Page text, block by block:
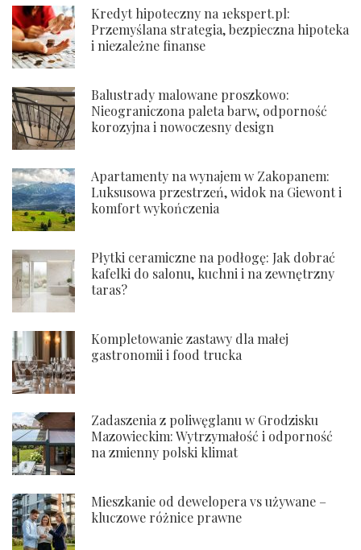
Kredyt hipoteczny na 1ekspert.pl:
Przemyślana strategia, bezpieczna hipoteka
i niezależne finanse
Balustrady malowane proszkowo:
Nieograniczona paleta barw, odporność
korozyjna i nowoczesny design
Apartamenty na wynajem w Zakopanem:
Luksusowa przestrzeń, widok na Giewont i
komfort wykończenia
Płytki ceramiczne na podłogę: Jak dobrać
kafelki do salonu, kuchni i na zewnętrzny
taras?
Kompletowanie zastawy dla małej
gastronomii i food trucka
Zadaszenia z poliwęglanu w Grodzisku
Mazowieckim: Wytrzymałość i odporność
na zmienny polski klimat
Mieszkanie od dewelopera vs używane –
kluczowe różnice prawne